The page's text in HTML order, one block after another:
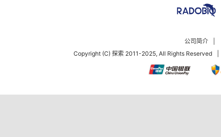
公司简介
Copyright (C) 探索 2011-2025, All Rights Reserved